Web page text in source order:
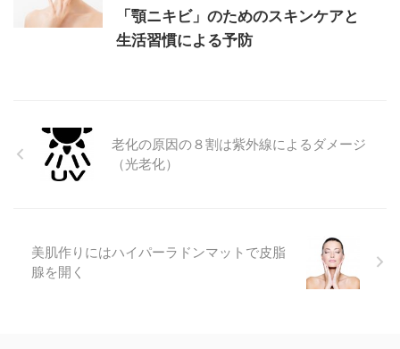
「顎ニキビ」のためのスキンケアと
生活習慣による予防
老化の原因の８割は紫外線によるダメージ
（光老化）
美肌作りにはハイパーラドンマットで皮脂
腺を開く